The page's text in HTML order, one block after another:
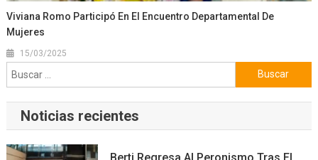
Viviana Romo Participó En El Encuentro Departamental De
Mujeres
15/03/2025
Buscar:
Noticias recientes